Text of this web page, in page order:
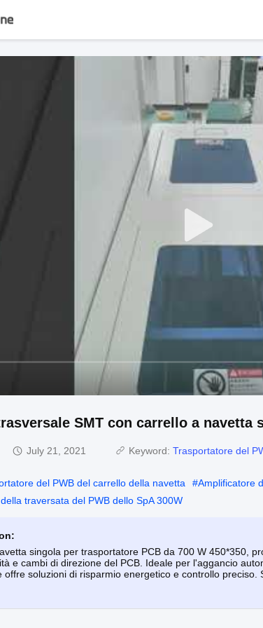
SMT con carrello a navetta
July 21, 2021 Keyword: Trasportatore del
del PWB del carrello della navetta #Amplificatore
traversata del PWB dello SpA 300W
singola per trasportatore PCB da 700 W 450*350,
e cambi di direzione del PCB. Ideale per l'aggancio
offre soluzioni di risparmio energetico e controllo preciso.